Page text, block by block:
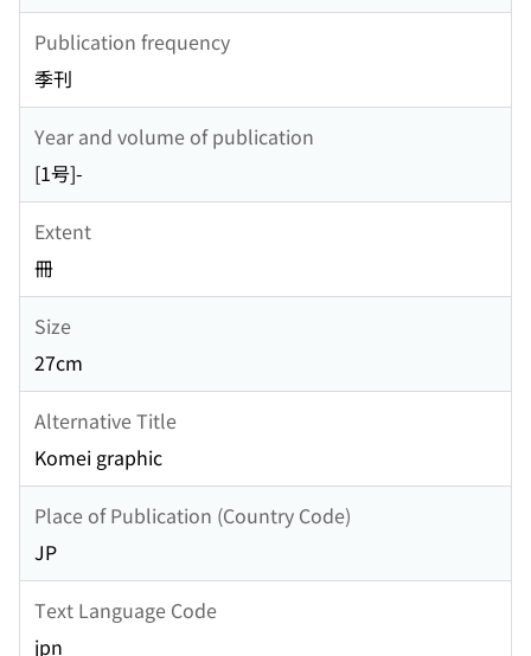
Publication frequency
季刊
Year and volume of publication
[1号]-
Extent
冊
Size
27cm
Alternative Title
Komei graphic
Place of Publication (Country Code)
JP
Text Language Code
jpn